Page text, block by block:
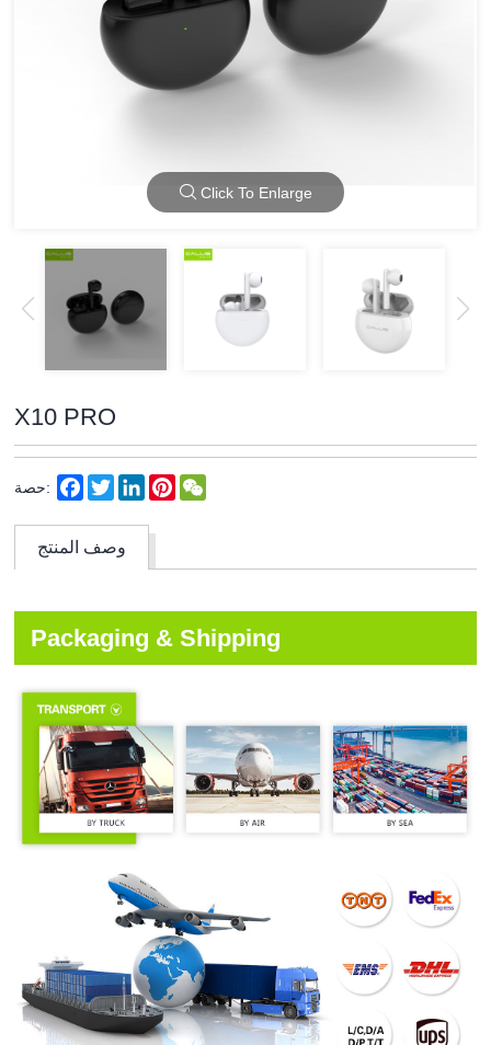
Click To Enlarge
X10 PRO
حصة: Facebook
TwitterLinkedInPinterest
وصف المنتج
Packaging & Shipping